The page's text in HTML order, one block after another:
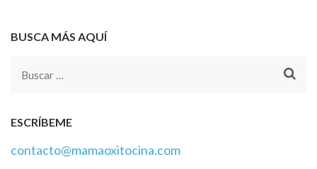
BUSCA MÁS AQUÍ
Buscar:
ESCRÍBEME
contacto@mamaoxitocina.com